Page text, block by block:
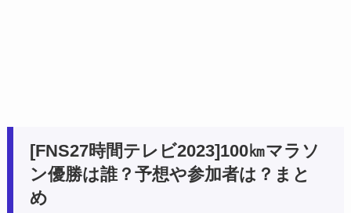
[FNS27時間テレビ2023]100㎞マラソ
ン優勝は誰？予想や参加者は？まと
め